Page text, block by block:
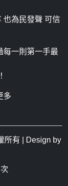
也為民發聲 可信
每一則第一手最
多
所有 | Design by
次